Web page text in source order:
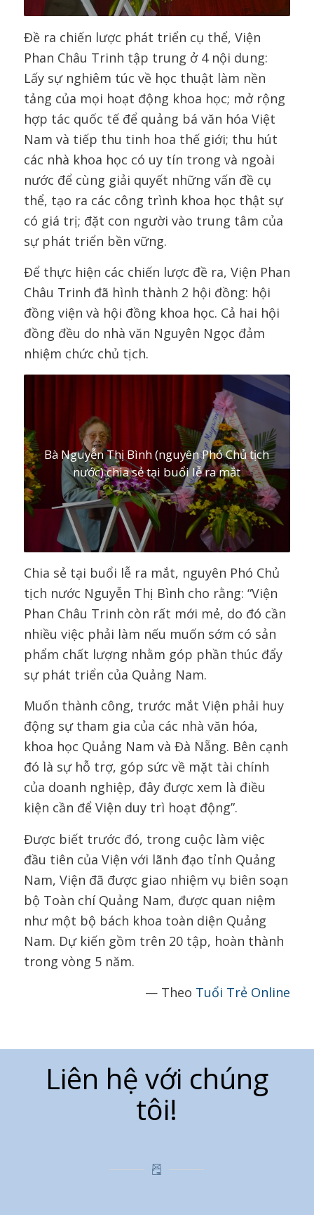
Đề ra chiến lược phát triển cụ thể, Viện
Phan Châu Trinh tập trung ở 4 nội dung:
Lấy sự nghiêm túc về học thuật làm nền
tảng của mọi hoạt động khoa học; mở rộng
hợp tác quốc tế để quảng bá văn hóa Việt
Nam và tiếp thu tinh hoa thế giới; thu hút
các nhà khoa học có uy tín trong và ngoài
nước để cùng giải quyết những vấn đề cụ
thể, tạo ra các công trình khoa học thật sự
có giá trị; đặt con người vào trung tâm của
sự phát triển bền vững.
Để thực hiện các chiến lược đề ra, Viện Phan
Châu Trinh đã hình thành 2 hội đồng: hội
đồng viện và hội đồng khoa học. Cả hai hội
đồng đều do nhà văn Nguyên Ngọc đảm
nhiệm chức chủ tịch.
Bà Nguyễn Thị Bình (nguyên Phó Chủ tịch
nước) chia sẻ tại buổi lễ ra mắt
Chia sẻ tại buổi lễ ra mắt, nguyên Phó Chủ
tịch nước Nguyễn Thị Bình cho rằng: “Viện
Phan Châu Trinh còn rất mới mẻ, do đó cần
nhiều việc phải làm nếu muốn sớm có sản
phẩm chất lượng nhằm góp phần thúc đẩy
sự phát triển của Quảng Nam.
Muốn thành công, trước mắt Viện phải huy
động sự tham gia của các nhà văn hóa,
khoa học Quảng Nam và Đà Nẵng. Bên cạnh
đó là sự hỗ trợ, góp sức về mặt tài chính
của doanh nghiệp, đây được xem là điều
kiện cần để Viện duy trì hoạt động”.
Được biết trước đó, trong cuộc làm việc
đầu tiên của Viện với lãnh đạo tỉnh Quảng
Nam, Viện đã được giao nhiệm vụ biên soạn
bộ Toàn chí Quảng Nam, được quan niệm
như một bộ bách khoa toàn diện Quảng
Nam. Dự kiến gồm trên 20 tập, hoàn thành
trong vòng 5 năm.
— Theo Tuổi Trẻ Online
Liên hệ với chúng
tôi!